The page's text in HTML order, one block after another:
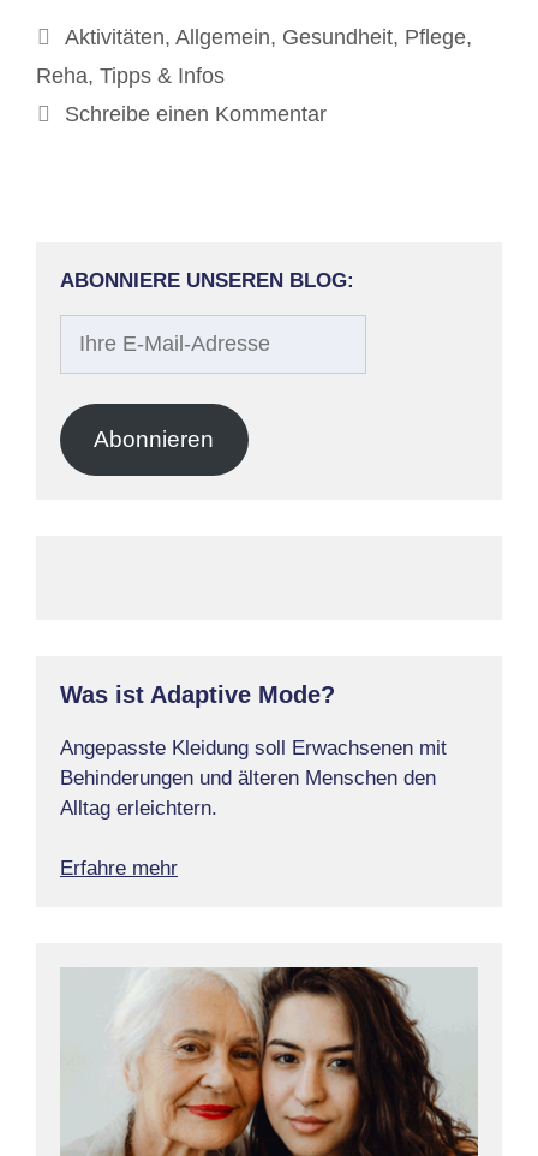
Kategorien
Aktivitäten, Allgemein, Gesundheit, Pflege,
Reha, Tipps & Infos
Schreibe einen Kommentar
ABONNIERE UNSEREN BLOG:
Adresse
Abonnieren
Was ist Adaptive Mode?
Angepasste Kleidung soll Erwachsenen mit
Behinderungen und älteren Menschen den
Alltag erleichtern.
Erfahre mehr